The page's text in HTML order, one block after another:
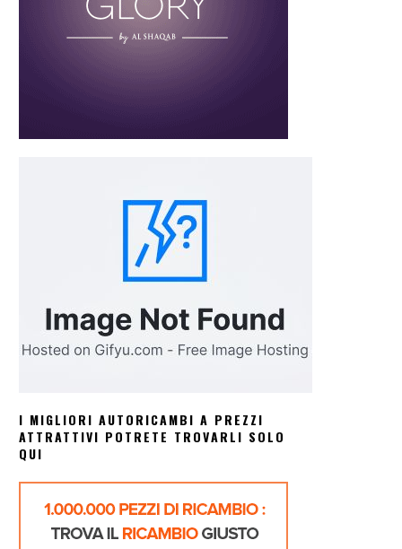
I MIGLIORI AUTORICAMBI A PREZZI
ATTRATTIVI POTRETE TROVARLI SOLO
QUI